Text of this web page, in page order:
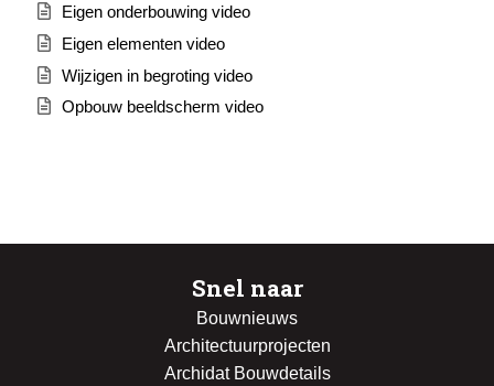
Eigen onderbouwing video
Eigen elementen video
Wijzigen in begroting video
Opbouw beeldscherm video
Snel naar
Bouwnieuws
Architectuurprojecten
Archidat Bouwdetails